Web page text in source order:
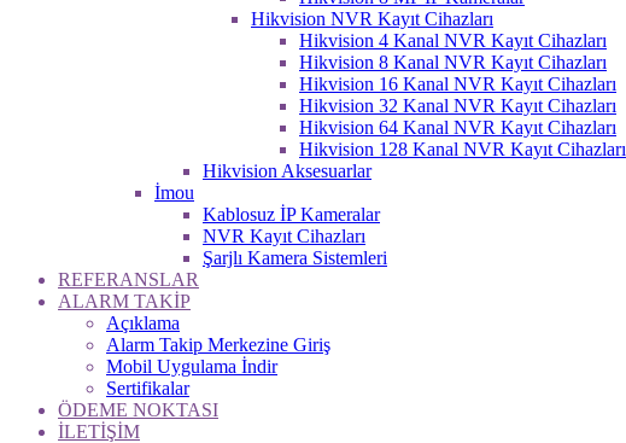
Hikvision NVR Kayıt Cihazları
Hikvision 4 Kanal NVR Kayıt Cihazları
Hikvision 8 Kanal NVR Kayıt Cihazları
Hikvision 16 Kanal NVR Kayıt Cihazları
Hikvision 32 Kanal NVR Kayıt Cihazları
Hikvision 64 Kanal NVR Kayıt Cihazları
Hikvision 128 Kanal NVR Kayıt Cihazları
Hikvision Aksesuarlar
İmou
Kablosuz İP Kameralar
NVR Kayıt Cihazları
Şarjlı Kamera Sistemleri
REFERANSLAR
ALARM TAKİP
Açıklama
Alarm Takip Merkezine Giriş
Mobil Uygulama İndir
Sertifikalar
ÖDEME NOKTASI
İLETİŞİM